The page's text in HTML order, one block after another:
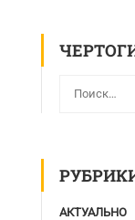
АКТУАЛЬНО